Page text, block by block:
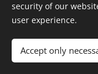
©
security of our
user experience.
Accept only